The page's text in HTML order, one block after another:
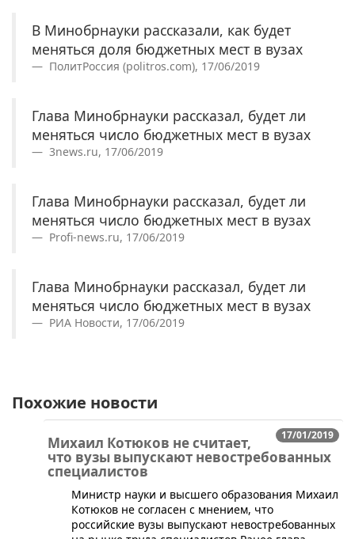
В Минобрнауки рассказали, как будет
меняться доля бюджетных мест в вузах
ПолитРоссия (politros.com), 17/06/2019
Глава Минобрнауки рассказал, будет ли
меняться число бюджетных мест в вузах
3news.ru, 17/06/2019
Глава Минобрнауки рассказал, будет ли
меняться число бюджетных мест в вузах
Profi-news.ru, 17/06/2019
Глава Минобрнауки рассказал, будет ли
меняться число бюджетных мест в вузах
РИА Новости, 17/06/2019
Похожие новости
17/01/2019
Михаил Котюков не считает,
что вузы выпускают невостребованных
специалистов
Министр науки и высшего образования Михаил
Котюков не согласен с мнением, что
российские вузы выпускают невостребованных